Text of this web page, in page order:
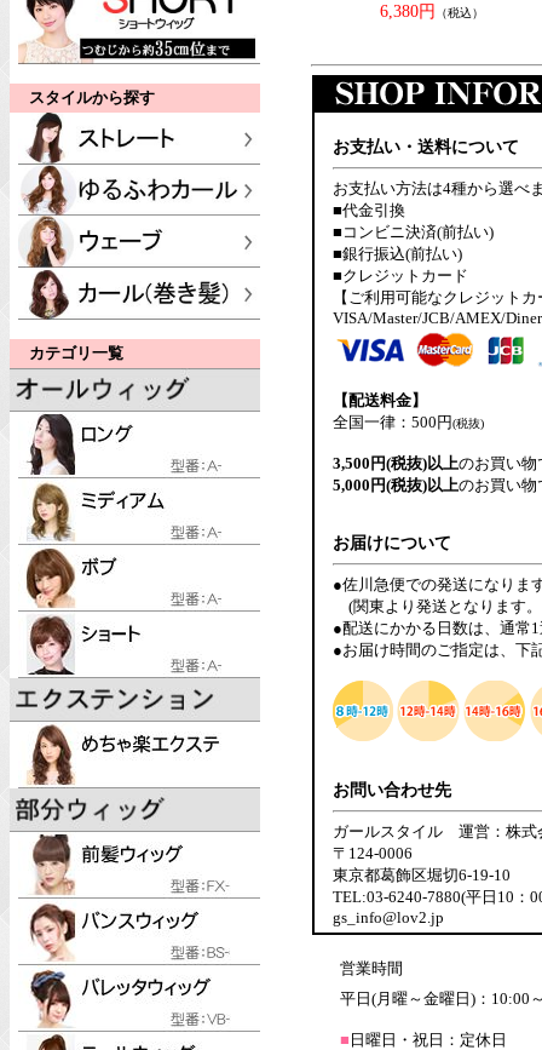
スタイルから探す
カテゴリ一覧
6,380円
（税込）
お支払い・送料について
お支払い方法は4種から選べ
■代金引換
■コンビニ決済(前払い)
■銀行振込(前払い)
■クレジットカード
【ご利用可能なクレジット
VISA/Master/JCB/AMEX/
【配送料金】
全国一律：500円(税抜)
3,500円(税抜)以上のお買い物
5,000円(税抜)以上のお買い物
お届けについて
●佐川急便での発送になりま
(関東より発送となります
●配送にかかる日数は、通常
●お届け時間のご指定は、下
お問い合わせ先
ガールスタイル 運営：株式
〒124-0006
東京都葛飾区堀切6-19-10
TEL:03-6240-7880(平日10：
gs_info@lov2.jp
営業時間
平日(月曜～金曜日)：10:00
■ 日曜日・祝日：定休日